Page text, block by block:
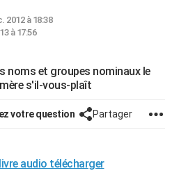
2012 à 18:38
à 17:56
noms et groupes nominaux le
s'il-vous-plaît
votre question Partager
audio télécharger